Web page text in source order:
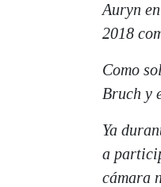
Auryn
2018
Como
Bruch y
Ya
a
cámara